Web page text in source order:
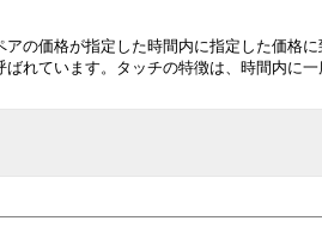
の価格が指定した時間内に指定した価格に
れています。タッチの特徴は、時間内に一